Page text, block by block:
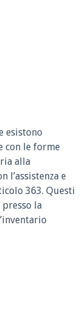
esistono
con le forme
alla
l’assistenza e
363. Questi
la